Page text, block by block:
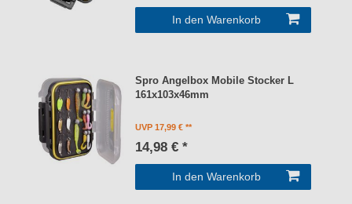
In den Warenkorb
Spro Angelbox Mobile Stocker L
161x103x46mm
UVP 17,99 €
14,98 € *
In den Warenkorb